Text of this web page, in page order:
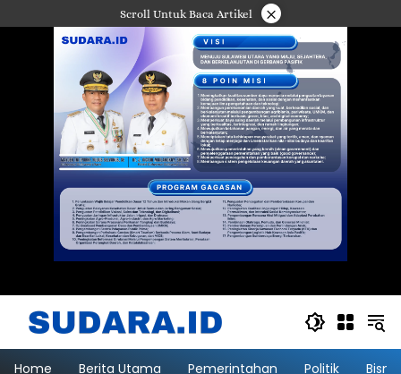
ke
Scroll Untuk Baca Artikel ×
Home Berita Utama Pemerintahan Politik